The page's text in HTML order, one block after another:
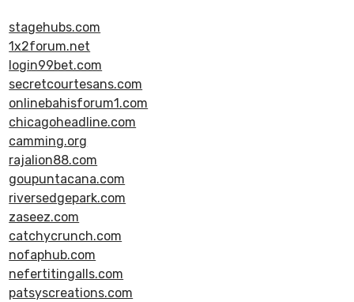
stagehubs.com
1x2forum.net
login99bet.com
secretcourtesans.com
onlinebahisforum1.com
chicagoheadline.com
camming.org
rajalion88.com
goupuntacana.com
riversedgepark.com
zaseez.com
catchycrunch.com
nofaphub.com
nefertitingalls.com
patsyscreations.com